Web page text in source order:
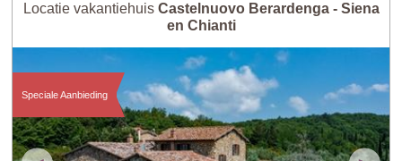
Locatie vakantiehuis Castelnuovo Berardenga - Siena
en Chianti
Speciale Aanbieding